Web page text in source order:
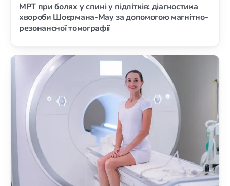
МРТ при болях у спині у підлітків: діагностика
хвороби Шоєрмана-Мау за допомогою магнітно-
резонансної томографії